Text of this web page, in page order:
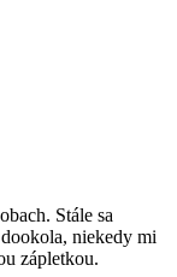
Stále sa
niekedy mi
zápletkou.